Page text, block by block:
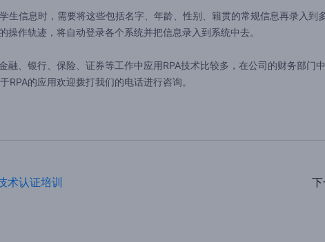
息时，需要将这些包括名字、年龄、性别、籍贯的常规信息再录入到
作轨迹，将自动登录各个系统并把信息录入到系统中去。
、银行、保险、证券等工作中应用RPA技术比较多，在公司的财务部门
的应用欢迎拨打我们的电话进行咨询。
术认证培训 下